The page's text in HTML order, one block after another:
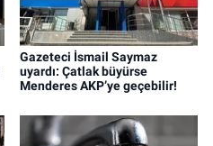
Gazeteci İsmail Saymaz
uyardı: Çatlak büyürse
Menderes AKP’ye geçebilir!